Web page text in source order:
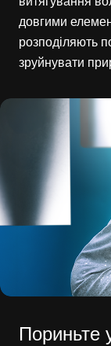
довгими
розподіляють
зруйнувати
Пориньте